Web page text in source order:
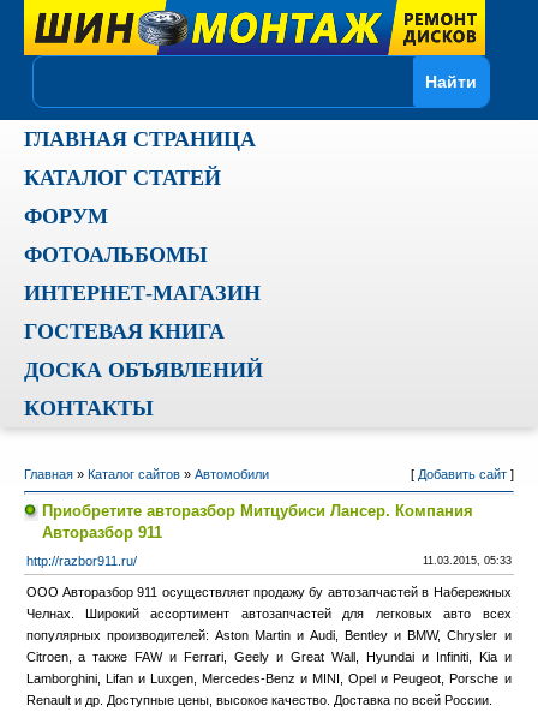
ГЛАВНАЯ СТРАНИЦА
КАТАЛОГ СТАТЕЙ
ФОРУМ
ФОТОАЛЬБОМЫ
ИНТЕРНЕТ-МАГАЗИН
ГОСТЕВАЯ КНИГА
ДОСКА ОБЪЯВЛЕНИЙ
КОНТАКТЫ
Главная» Каталог сайтов» Автомобили [ Добавить сайт]
Приобретите авторазбор Митцубиси Лансер. Компания
Авторазбор 911
http://razbor911.ru/ 11.03.2015, 05:33
ООО Авторазбор 911 осуществляет продажу бу автозапчастей в Набережных
Челнах. Широкий ассортимент автозапчастей для легковых авто всех
популярных производителей: Aston Martin и Audi, Bentley и BMW, Chrysler и
Citroen, а также FAW и Ferrari, Geely и Great Wall, Hyundai и Infiniti, Kia и
Lamborghini, Lifan и Luxgen, Mercedes-Benz и MINI, Opel и Peugeot, Porsche и
Renault и др. Доступные цены, высокое качество. Доставка по всей России.